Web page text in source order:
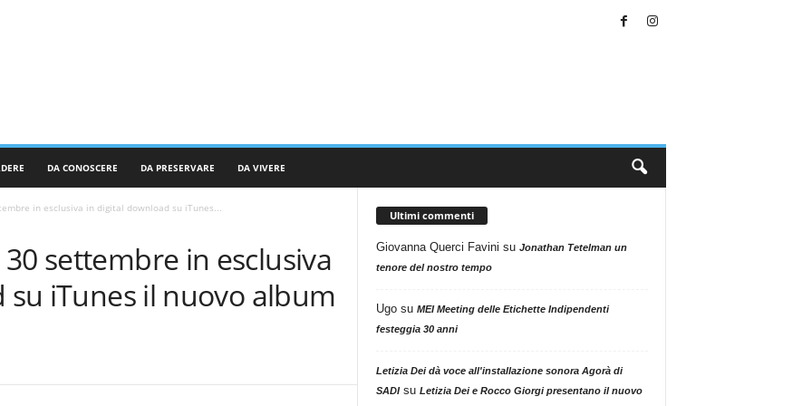
DA CONOSCERE DA PRESERVARE DA VIVERE
in esclusiva in digital download su iTunes...
settembre in esclusiva
iTunes il nuovo album
Ultimi commenti
Giovanna Querci Favini su Jonathan Tetelman un
tenore del nostro tempo
Ugosu MEI Meeting delle Etichette Indipendenti
festeggia 30 anni
Letizia Dei dà voce all'installazione sonora Agorà di
SADIsu Letizia Dei e Rocco Giorgi presentano il nuovo